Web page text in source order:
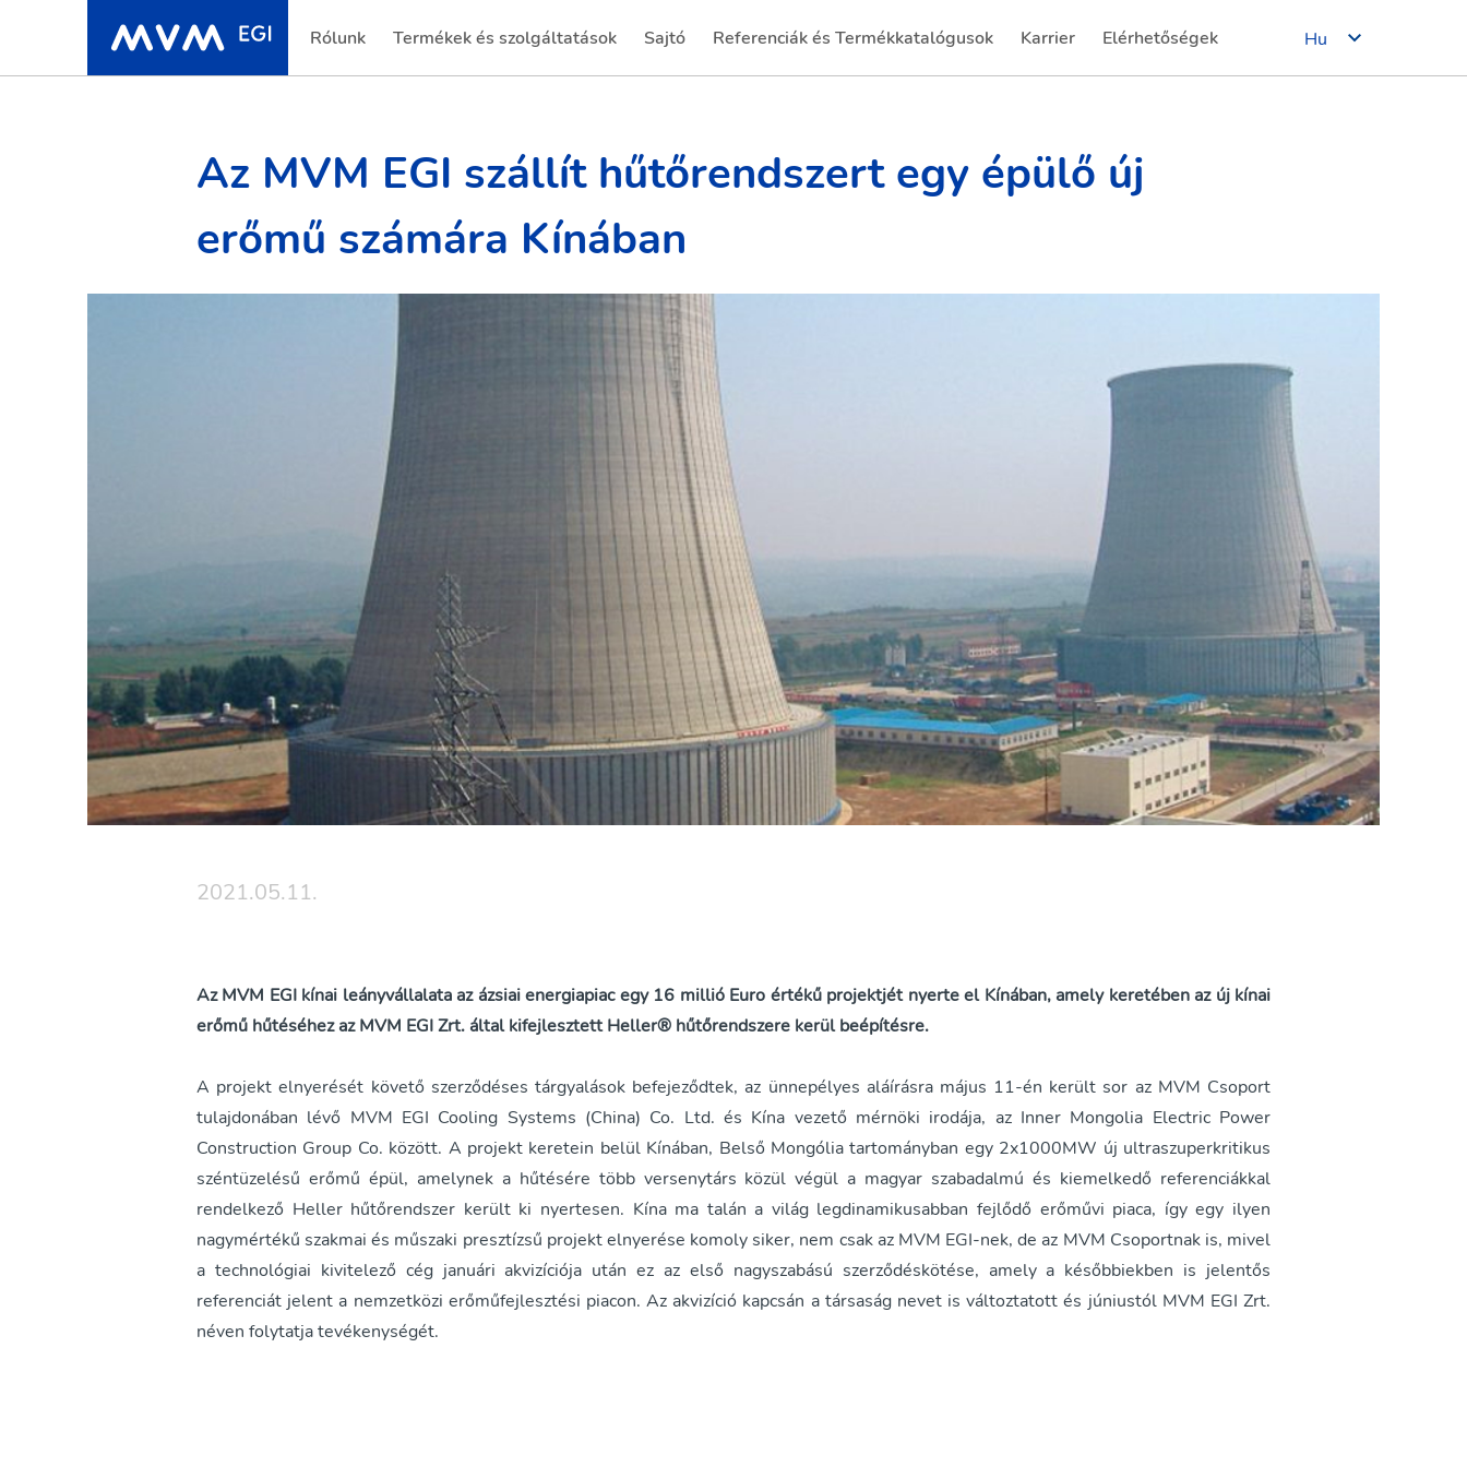
Rólunk Termékek és szolgáltatások Sajtó Referenciák és Termékkatalógusok
(current) Karrier
(current) Elérhetőségek
(current) Hu
Az MVM EGI szállít hűtőrendszert egy épülő új
erőmű számára Kínában
2021.05.11.
Az MVM EGI kínai leányvállalata az ázsiai energiapiac egy 16 millió Euro értékű projektjét nyerte el Kínában, amely keretében az új kínai
erőmű hűtéséhez az MVM EGI Zrt. által kifejlesztett Heller® hűtőrendszere kerül beépítésre.
A projekt elnyerését követő szerződéses tárgyalások befejeződtek, az ünnepélyes aláírásra május 11-én került sor az MVM Csoport
tulajdonában lévő MVM EGI Cooling Systems (China) Co. Ltd. és Kína vezető mérnöki irodája, az Inner Mongolia Electric Power
Construction Group Co. között. A projekt keretein belül Kínában, Belső Mongólia tartományban egy 2x1000MW új ultraszuperkritikus
széntüzelésű erőmű épül, amelynek a hűtésére több versenytárs közül végül a magyar szabadalmú és kiemelkedő referenciákkal
rendelkező Heller hűtőrendszer került ki nyertesen. Kína ma talán a világ legdinamikusabban fejlődő erőművi piaca, így egy ilyen
nagymértékű szakmai és műszaki presztízsű projekt elnyerése komoly siker, nem csak az MVM EGI-nek, de az MVM Csoportnak is, mivel
a technológiai kivitelező cég januári akvizíciója után ez az első nagyszabású szerződéskötése, amely a későbbiekben is jelentős
referenciát jelent a nemzetközi erőműfejlesztési piacon. Az akvizíció kapcsán a társaság nevet is változtatott és júniustól MVM EGI Zrt.
néven folytatja tevékenységét.